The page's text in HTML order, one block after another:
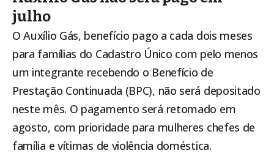
julho
O Auxílio Gás, benefício pago a cada dois meses
para famílias do Cadastro Único com pelo menos
um integrante recebendo o Benefício de
Prestação Continuada (BPC), não será depositado
neste mês. O pagamento será retomado em
agosto, com prioridade para mulheres chefes de
família e vítimas de violência doméstica.